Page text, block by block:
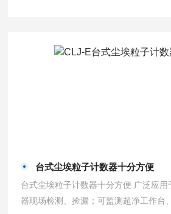
台式尘埃粒子计数器十分方便
台式尘埃粒子计数器十分方便 广泛应用
器现场检测、捡漏；可监测超净工作台